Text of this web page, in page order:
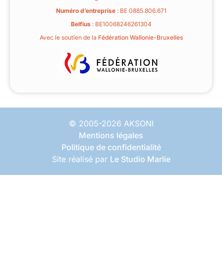
Numéro d’entreprise: BE 0885.806.671
Belfius: BE10068246261304
Avec le soutien de la Fédération Wallonie-Bruxelles
© 2005-2026 AKSONI
Mentions légales
Politique de confidentialité
Site réalisé par Le Studio Marlie